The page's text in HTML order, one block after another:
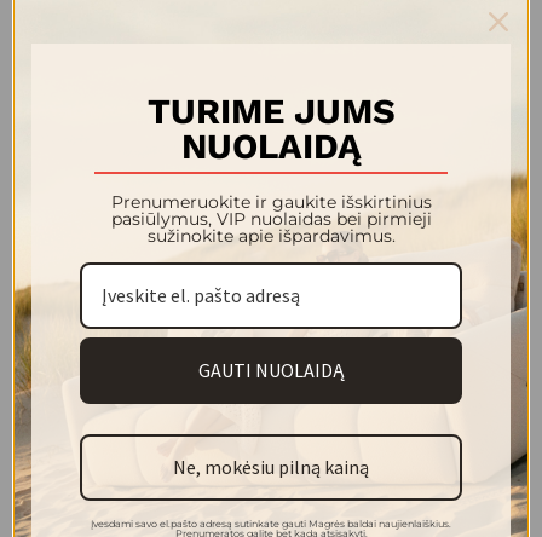
OPTIMIST MAX kušetė 2070x960
920.00 €
OPTIMIST kušetė 2070x960
TURIME JUMS
NUOLAIDĄ
Prenumeruokite ir gaukite išskirtinius
pasiūlymus, VIP nuolaidas bei pirmieji
sužinokite apie išpardavimus.
GAUTI NUOLAIDĄ
Ne, mokėsiu pilną kainą
Įvesdami savo el.pašto adresą sutinkate gauti Magrės baldai naujienlaiškius.
Prenumeratos galite bet kada atsisakyti.